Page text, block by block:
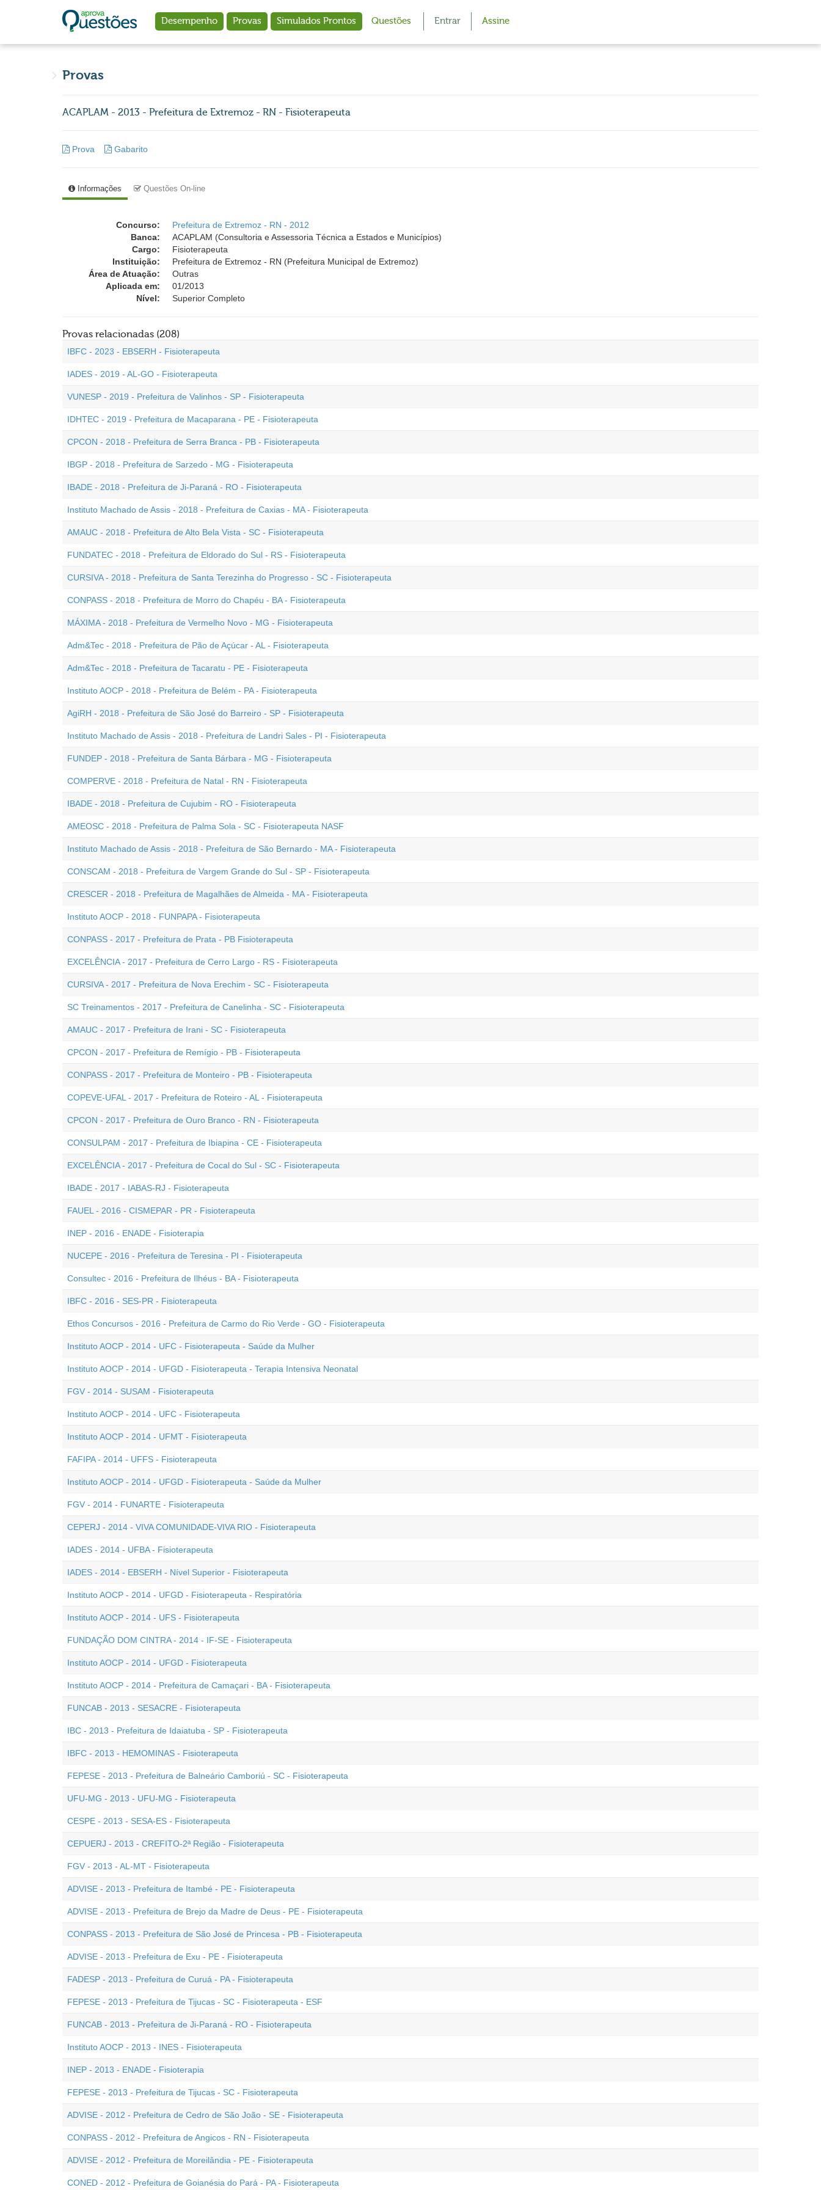
Desempenho Provas Simulados Prontos Questões Entrar Assine
Provas
ACAPLAM - 2013 - Prefeitura de Extremoz - RN - Fisioterapeuta
Prova Gabarito
Informações Questões On-line
Concurso:
Prefeitura de Extremoz - RN - 2012
Banca:
ACAPLAM (Consultoria e Assessoria Técnica a Estados e Municípios)
Cargo:
Fisioterapeuta
Instituição:
Prefeitura de Extremoz - RN (Prefeitura Municipal de Extremoz)
Área de Atuação:
Outras
Aplicada em:
01/2013
Nível:
Superior Completo
Provas relacionadas (208)
IBFC - 2023 - EBSERH - Fisioterapeuta
IADES - 2019 - AL-GO - Fisioterapeuta
VUNESP - 2019 - Prefeitura de Valinhos - SP - Fisioterapeuta
IDHTEC - 2019 - Prefeitura de Macaparana - PE - Fisioterapeuta
CPCON - 2018 - Prefeitura de Serra Branca - PB - Fisioterapeuta
IBGP - 2018 - Prefeitura de Sarzedo - MG - Fisioterapeuta
IBADE - 2018 - Prefeitura de Ji-Paraná - RO - Fisioterapeuta
Instituto Machado de Assis - 2018 - Prefeitura de Caxias - MA - Fisioterapeuta
AMAUC - 2018 - Prefeitura de Alto Bela Vista - SC - Fisioterapeuta
FUNDATEC - 2018 - Prefeitura de Eldorado do Sul - RS - Fisioterapeuta
CURSIVA - 2018 - Prefeitura de Santa Terezinha do Progresso - SC - Fisioterapeuta
CONPASS - 2018 - Prefeitura de Morro do Chapéu - BA - Fisioterapeuta
MÁXIMA - 2018 - Prefeitura de Vermelho Novo - MG - Fisioterapeuta
Adm&Tec - 2018 - Prefeitura de Pão de Açúcar - AL - Fisioterapeuta
Adm&Tec - 2018 - Prefeitura de Tacaratu - PE - Fisioterapeuta
Instituto AOCP - 2018 - Prefeitura de Belém - PA - Fisioterapeuta
AgiRH - 2018 - Prefeitura de São José do Barreiro - SP - Fisioterapeuta
Instituto Machado de Assis - 2018 - Prefeitura de Landri Sales - PI - Fisioterapeuta
FUNDEP - 2018 - Prefeitura de Santa Bárbara - MG - Fisioterapeuta
COMPERVE - 2018 - Prefeitura de Natal - RN - Fisioterapeuta
IBADE - 2018 - Prefeitura de Cujubim - RO - Fisioterapeuta
AMEOSC - 2018 - Prefeitura de Palma Sola - SC - Fisioterapeuta NASF
Instituto Machado de Assis - 2018 - Prefeitura de São Bernardo - MA - Fisioterapeuta
CONSCAM - 2018 - Prefeitura de Vargem Grande do Sul - SP - Fisioterapeuta
CRESCER - 2018 - Prefeitura de Magalhães de Almeida - MA - Fisioterapeuta
Instituto AOCP - 2018 - FUNPAPA - Fisioterapeuta
CONPASS - 2017 - Prefeitura de Prata - PB Fisioterapeuta
EXCELÊNCIA - 2017 - Prefeitura de Cerro Largo - RS - Fisioterapeuta
CURSIVA - 2017 - Prefeitura de Nova Erechim - SC - Fisioterapeuta
SC Treinamentos - 2017 - Prefeitura de Canelinha - SC - Fisioterapeuta
AMAUC - 2017 - Prefeitura de Irani - SC - Fisioterapeuta
CPCON - 2017 - Prefeitura de Remígio - PB - Fisioterapeuta
CONPASS - 2017 - Prefeitura de Monteiro - PB - Fisioterapeuta
COPEVE-UFAL - 2017 - Prefeitura de Roteiro - AL - Fisioterapeuta
CPCON - 2017 - Prefeitura de Ouro Branco - RN - Fisioterapeuta
CONSULPAM - 2017 - Prefeitura de Ibiapina - CE - Fisioterapeuta
EXCELÊNCIA - 2017 - Prefeitura de Cocal do Sul - SC - Fisioterapeuta
IBADE - 2017 - IABAS-RJ - Fisioterapeuta
FAUEL - 2016 - CISMEPAR - PR - Fisioterapeuta
INEP - 2016 - ENADE - Fisioterapia
NUCEPE - 2016 - Prefeitura de Teresina - PI - Fisioterapeuta
Consultec - 2016 - Prefeitura de Ilhéus - BA - Fisioterapeuta
IBFC - 2016 - SES-PR - Fisioterapeuta
Ethos Concursos - 2016 - Prefeitura de Carmo do Rio Verde - GO - Fisioterapeuta
Instituto AOCP - 2014 - UFC - Fisioterapeuta - Saúde da Mulher
Instituto AOCP - 2014 - UFGD - Fisioterapeuta - Terapia Intensiva Neonatal
FGV - 2014 - SUSAM - Fisioterapeuta
Instituto AOCP - 2014 - UFC - Fisioterapeuta
Instituto AOCP - 2014 - UFMT - Fisioterapeuta
FAFIPA - 2014 - UFFS - Fisioterapeuta
Instituto AOCP - 2014 - UFGD - Fisioterapeuta - Saúde da Mulher
FGV - 2014 - FUNARTE - Fisioterapeuta
CEPERJ - 2014 - VIVA COMUNIDADE-VIVA RIO - Fisioterapeuta
IADES - 2014 - UFBA - Fisioterapeuta
IADES - 2014 - EBSERH - Nível Superior - Fisioterapeuta
Instituto AOCP - 2014 - UFGD - Fisioterapeuta - Respiratória
Instituto AOCP - 2014 - UFS - Fisioterapeuta
FUNDAÇÃO DOM CINTRA - 2014 - IF-SE - Fisioterapeuta
Instituto AOCP - 2014 - UFGD - Fisioterapeuta
Instituto AOCP - 2014 - Prefeitura de Camaçari - BA - Fisioterapeuta
FUNCAB - 2013 - SESACRE - Fisioterapeuta
IBC - 2013 - Prefeitura de Idaiatuba - SP - Fisioterapeuta
IBFC - 2013 - HEMOMINAS - Fisioterapeuta
FEPESE - 2013 - Prefeitura de Balneário Camboriú - SC - Fisioterapeuta
UFU-MG - 2013 - UFU-MG - Fisioterapeuta
CESPE - 2013 - SESA-ES - Fisioterapeuta
CEPUERJ - 2013 - CREFITO-2ª Região - Fisioterapeuta
FGV - 2013 - AL-MT - Fisioterapeuta
ADVISE - 2013 - Prefeitura de Itambé - PE - Fisioterapeuta
ADVISE - 2013 - Prefeitura de Brejo da Madre de Deus - PE - Fisioterapeuta
CONPASS - 2013 - Prefeitura de São José de Princesa - PB - Fisioterapeuta
ADVISE - 2013 - Prefeitura de Exu - PE - Fisioterapeuta
FADESP - 2013 - Prefeitura de Curuá - PA - Fisioterapeuta
FEPESE - 2013 - Prefeitura de Tijucas - SC - Fisioterapeuta - ESF
FUNCAB - 2013 - Prefeitura de Ji-Paraná - RO - Fisioterapeuta
Instituto AOCP - 2013 - INES - Fisioterapeuta
INEP - 2013 - ENADE - Fisioterapia
FEPESE - 2013 - Prefeitura de Tijucas - SC - Fisioterapeuta
ADVISE - 2012 - Prefeitura de Cedro de São João - SE - Fisioterapeuta
CONPASS - 2012 - Prefeitura de Angicos - RN - Fisioterapeuta
ADVISE - 2012 - Prefeitura de Moreilândia - PE - Fisioterapeuta
CONED - 2012 - Prefeitura de Goianésia do Pará - PA - Fisioterapeuta